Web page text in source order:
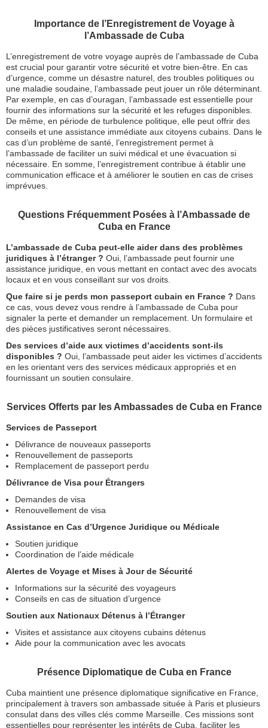
Importance de l’Enregistrement de Voyage à
l’Ambassade de Cuba
L’enregistrement de votre voyage auprès de l’ambassade de Cuba
est crucial pour garantir votre sécurité et votre bien-être. En cas
d’urgence, comme un désastre naturel, des troubles politiques ou
une maladie soudaine, l’ambassade peut jouer un rôle déterminant.
Par exemple, en cas d’ouragan, l’ambassade est essentielle pour
fournir des informations sur la sécurité et les refuges disponibles.
De même, en période de turbulence politique, elle peut offrir des
conseils et une assistance immédiate aux citoyens cubains. Dans le
cas d’un problème de santé, l’enregistrement permet à
l’ambassade de faciliter un suivi médical et une évacuation si
nécessaire. En somme, l’enregistrement contribue à établir une
communication efficace et à améliorer le soutien en cas de crises
imprévues.
Questions Fréquemment Posées à l’Ambassade de
Cuba en France
L’ambassade de Cuba peut-elle aider dans des problèmes
juridiques à l’étranger ? Oui, l’ambassade peut fournir une
assistance juridique, en vous mettant en contact avec des avocats
locaux et en vous conseillant sur vos droits.
Que faire si je perds mon passeport cubain en France ? Dans
ce cas, vous devez vous rendre à l’ambassade de Cuba pour
signaler la perte et demander un remplacement. Un formulaire et
des pièces justificatives seront nécessaires.
Des services d’aide aux victimes d’accidents sont-ils
disponibles ? Oui, l’ambassade peut aider les victimes d’accidents
en les orientant vers des services médicaux appropriés et en
fournissant un soutien consulaire.
Services Offerts par les Ambassades de Cuba en France
Services de Passeport
Délivrance de nouveaux passeports
Renouvellement de passeports
Remplacement de passeport perdu
Délivrance de Visa pour Étrangers
Demandes de visa
Renouvellement de visa
Assistance en Cas d’Urgence Juridique ou Médicale
Soutien juridique
Coordination de l’aide médicale
Alertes de Voyage et Mises à Jour de Sécurité
Informations sur la sécurité des voyageurs
Conseils en cas de situation d’urgence
Soutien aux Nationaux Détenus à l’Étranger
Visites et assistance aux citoyens cubains détenus
Aide pour la communication avec les avocats
Présence Diplomatique de Cuba en France
Cuba maintient une présence diplomatique significative en France,
principalement à travers son ambassade située à Paris et plusieurs
consulat dans des villes clés comme Marseille. Ces missions sont
essentielles pour représenter les intérêts de Cuba, faciliter les